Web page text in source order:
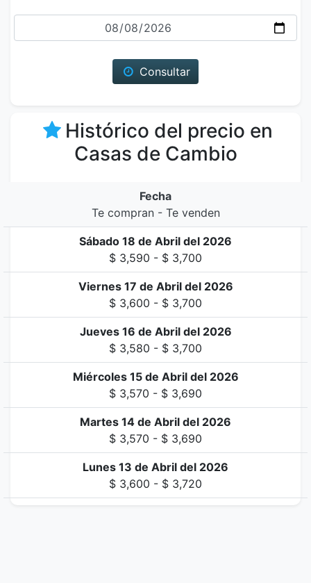
Fecha
Consultar
Histórico del precio en
Casas de Cambio
Fecha
Te compran - Te venden
Sábado 18 de Abril del 2026
$ 3,590 - $ 3,700
Viernes 17 de Abril del 2026
$ 3,600 - $ 3,700
Jueves 16 de Abril del 2026
$ 3,580 - $ 3,700
Miércoles 15 de Abril del 2026
$ 3,570 - $ 3,690
Martes 14 de Abril del 2026
$ 3,570 - $ 3,690
Lunes 13 de Abril del 2026
$ 3,600 - $ 3,720